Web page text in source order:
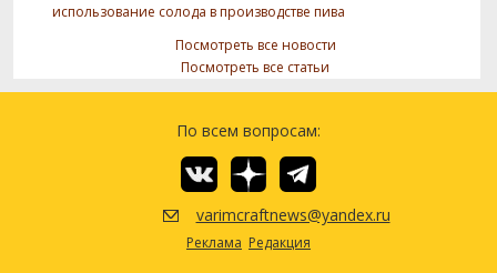
использование солода в производстве пива
Посмотреть все новости
Посмотреть все статьи
По всем вопросам:
varimcraftnews@yandex.ru
Реклама Редакция